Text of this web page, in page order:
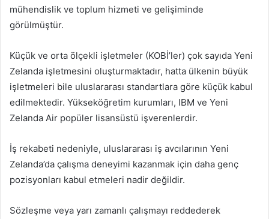
mühendislik ve toplum hizmeti ve gelişiminde
görülmüştür.
Küçük ve orta ölçekli işletmeler (KOBİ’ler) çok sayıda Yeni
Zelanda işletmesini oluşturmaktadır, hatta ülkenin büyük
işletmeleri bile uluslararası standartlara göre küçük kabul
edilmektedir. Yükseköğretim kurumları, IBM ve Yeni
Zelanda Air popüler lisansüstü işverenlerdir.
İş rekabeti nedeniyle, uluslararası iş avcılarının Yeni
Zelanda’da çalışma deneyimi kazanmak için daha genç
pozisyonları kabul etmeleri nadir değildir.
Sözleşme veya yarı zamanlı çalışmayı reddederek